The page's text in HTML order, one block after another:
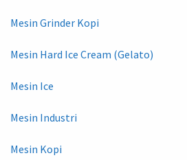
Mesin Grinder Kopi
Mesin Hard Ice Cream (Gelato)
Mesin Ice
Mesin Industri
Mesin Kopi